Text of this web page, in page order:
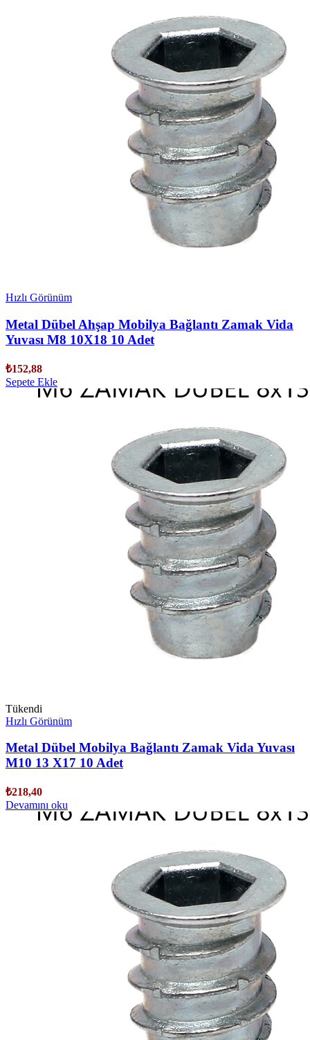
Hızlı Görünüm
Metal Dübel Ahşap Mobilya Bağlantı Zamak Vida
Yuvası M8 10X18 10 Adet
₺152,88
Sepete Ekle
Tükendi
Hızlı Görünüm
Metal Dübel Mobilya Bağlantı Zamak Vida Yuvası
M10 13 X17 10 Adet
₺218,40
Devamını oku